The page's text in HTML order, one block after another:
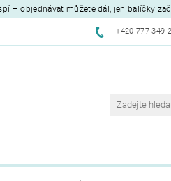
– objednávat můžete dál, jen balíčky
+420 777 349